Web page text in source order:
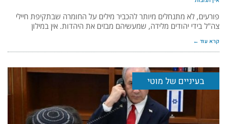
פורעים, לא מתנחלים מיותר להכביר מילים על החומרה שבתקיפת חיילי
צה"ל בידי יהודים מלידה, שמעשיהם מבזים את היהדות. אין במילון
קרא עוד ←
בעיניים של מוטי